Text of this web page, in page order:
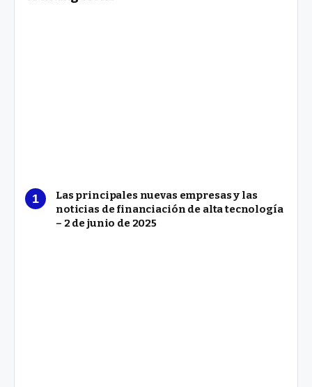
Las principales nuevas empresas y las
noticias de financiación de alta tecnología
– 2 de junio de 2025